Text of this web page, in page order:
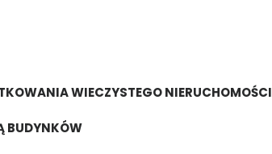
WIECZYSTEGO NIERUCHOMOŚCI
BUDYNKÓW